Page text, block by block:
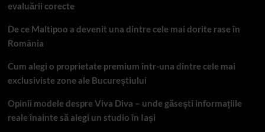
evaluării corecte
De ce Maltipoo a devenit una dintre cele mai dorite rase în
România
Cum alegi o proprietate premium într-una dintre cele mai
exclusiviste zone ale Bucureștiului
Opinii modele despre Viva Diva – unde găsești informațiile
reale înainte să alegi un studio în Iași